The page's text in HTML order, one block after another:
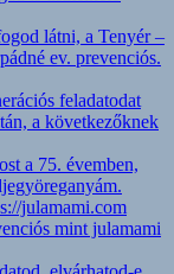
látni, a Tenyér –
ev. prevenciós.
feladatodat
a következőknek
a 75. évemben,
julamami.com
mint julamami